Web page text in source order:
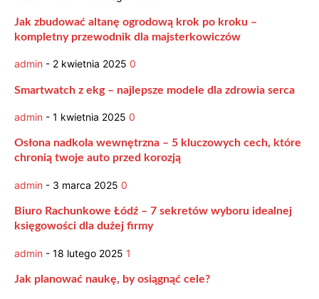
Jak zbudować altanę ogrodową krok po kroku –
kompletny przewodnik dla majsterkowiczów
admin - 2 kwietnia 2025 0
Smartwatch z ekg – najlepsze modele dla zdrowia serca
admin - 1 kwietnia 2025 0
Osłona nadkola wewnętrzna – 5 kluczowych cech, które
chronią twoje auto przed korozją
admin - 3 marca 2025 0
Biuro Rachunkowe Łódź – 7 sekretów wyboru idealnej
księgowości dla dużej firmy
admin - 18 lutego 2025 1
Jak planować naukę, by osiągnąć cele?